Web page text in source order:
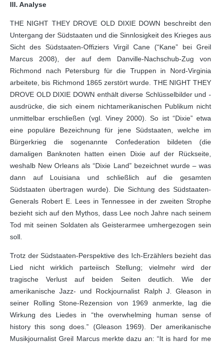
III. Analyse
THE NIGHT THEY DROVE OLD DIXIE DOWN beschreibt den
Untergang der Südstaaten und die Sinnlosigkeit des Krieges aus
Sicht des Südstaaten-Offiziers Virgil Cane (“Kane” bei Greil
Marcus 2008), der auf dem Danville-Nachschub-Zug von
Richmond nach Petersburg für die Truppen in Nord-Virginia
arbeitete, bis Richmond 1865 zerstört wurde. THE NIGHT THEY
DROVE OLD DIXIE DOWN enthält diverse Schlüsselbilder und -
ausdrücke, die sich einem nichtamerikanischen Publikum nicht
unmittelbar erschließen (vgl. Viney 2000). So ist “Dixie” etwa
eine populäre Bezeichnung für jene Südstaaten, welche im
Bürgerkrieg die sogenannte Confederation bildeten (die
damaligen Banknoten hatten einen Dixie auf der Rückseite,
weshalb New Orleans als “Dixie Land” bezeichnet wurde – was
dann auf Louisiana und schließlich auf die gesamten
Südstaaten übertragen wurde). Die Sichtung des Südstaaten-
Generals Robert E. Lees in Tennessee in der zweiten Strophe
bezieht sich auf den Mythos, dass Lee noch Jahre nach seinem
Tod mit seinen Soldaten als Geisterarmee umhergezogen sein
soll.
Trotz der Südstaaten-Perspektive des Ich-Erzählers bezieht das
Lied nicht wirklich parteiisch Stellung; vielmehr wird der
tragische Verlust auf beiden Seiten deutlich. Wie der
amerikanische Jazz- und Rockjournalist Ralph J. Gleason in
seiner Rolling Stone-Rezension von 1969 anmerkte, lag die
Wirkung des Liedes in “the overwhelming human sense of
history this song does.” (Gleason 1969). Der amerikanische
Musikjournalist Greil Marcus merkte dazu an: “It is hard for me